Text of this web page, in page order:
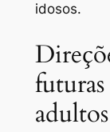
idosos.